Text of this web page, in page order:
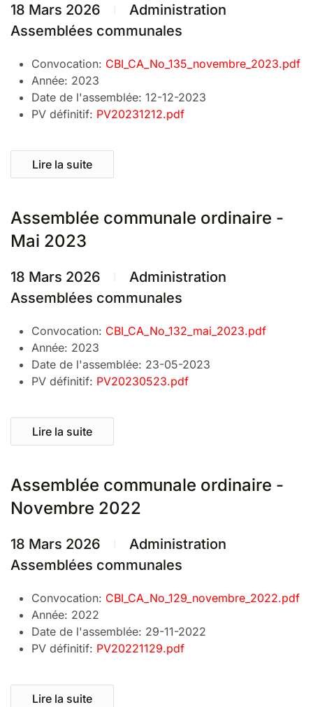
18 Mars 2026
Administration
Assemblées communales
Convocation: CBI_CA_No_135_novembre_2023.pdf
Année: 2023
Date de l'assemblée: 12-12-2023
PV définitif: PV20231212.pdf
Lire la suite
Assemblée communale ordinaire -
Mai 2023
18 Mars 2026
Administration
Assemblées communales
Convocation: CBI_CA_No_132_mai_2023.pdf
Année: 2023
Date de l'assemblée: 23-05-2023
PV définitif: PV20230523.pdf
Lire la suite
Assemblée communale ordinaire -
Novembre 2022
18 Mars 2026
Administration
Assemblées communales
Convocation: CBI_CA_No_129_novembre_2022.pdf
Année: 2022
Date de l'assemblée: 29-11-2022
PV définitif: PV20221129.pdf
Lire la suite